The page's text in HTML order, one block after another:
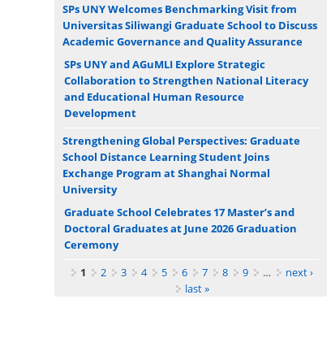
SPs UNY Welcomes Benchmarking Visit from
Universitas Siliwangi Graduate School to Discuss
Academic Governance and Quality Assurance
SPs UNY and AGuMLI Explore Strategic
Collaboration to Strengthen National Literacy
and Educational Human Resource
Development
Strengthening Global Perspectives: Graduate
School Distance Learning Student Joins
Exchange Program at Shanghai Normal
University
Graduate School Celebrates 17 Master’s and
Doctoral Graduates at June 2026 Graduation
Ceremony
Pages
1 2 3 4 5 6 7 8 9 …
next ›
last »